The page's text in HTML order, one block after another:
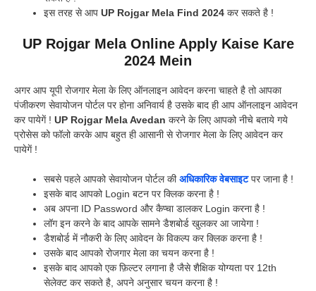
इस तरह से आप UP Rojgar Mela Find 2024 कर सकते है !
UP Rojgar Mela Online Apply Kaise Kare
2024 Mein
अगर आप यूपी रोजगार मेला के लिए ऑनलाइन आवेदन करना चाहते है तो आपका
पंजीकरण सेवायोजन पोर्टल पर होना अनिवार्य है उसके बाद ही आप ऑनलाइन आवेदन
कर पायेगें ! UP Rojgar Mela Avedan करने के लिए आपको नीचे बताये गये
प्रोसेस को फॉलो करके आप बहुत ही आसानी से रोजगार मेला के लिए आवेदन कर
पायेगें !
सबसे पहले आपको सेवायोजन पोर्टल कीअधिकारिक वेबसाइटपर जाना है !
इसके बाद आपको Login बटन पर क्लिक करना है !
अब अपना ID Password और कैप्चा डालकर Login करना है !
लॉग इन करने के बाद आपके सामने डैशबोर्ड खुलकर आ जायेगा !
डैशबोर्ड में नौकरी के लिए आवेदन के विकल्प कर क्लिक करना है !
उसके बाद आपको रोजगार मेला का चयन करना है !
इसके बाद आपको एक फ़िल्टर लगाना है जैसे शैक्षिक योग्यता पर 12th
सेलेक्ट कर सकते है, अपने अनुसार चयन करना है !